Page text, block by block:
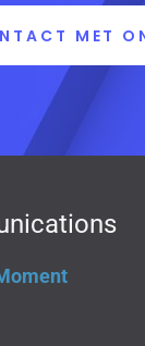
MET